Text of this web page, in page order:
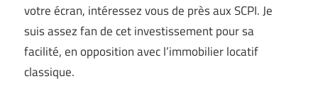
votre écran, intéressez vous de près aux SCPI. Je
suis assez fan de cet investissement pour sa
facilité, en opposition avec l’immobilier locatif
classique.